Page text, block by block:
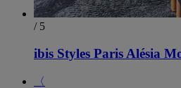
/ 5
ibis Styles Paris Alésia
〈